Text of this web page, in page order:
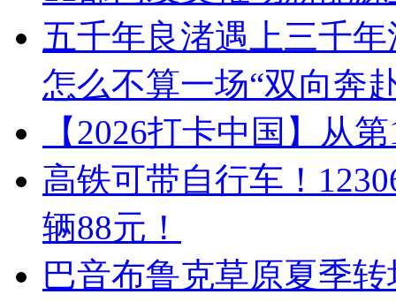
五千年良渚遇上三千
怎么不算一场“双向奔
【2026打卡中国】从
高铁可带自行车！
辆88元！
巴音布鲁克草原夏季